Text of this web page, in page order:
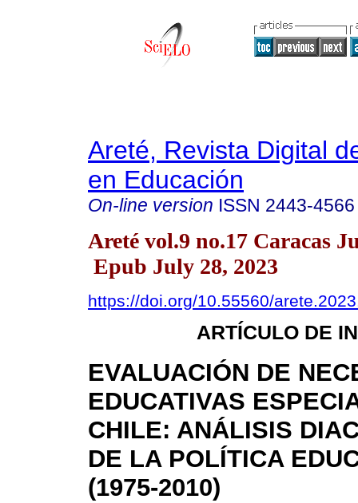
Areté, Revista Digital
en Educación
On-line version ISSN 2443-4566
Areté vol.9 no.17 Caracas
Epub July 28, 2023
https://doi.org/10.55560/
ARTÍCULO DE
EVALUACIÓN DE
EDUCATIVAS
CHILE: ANÁLISIS
DE LA POLÍTICA
(1975-2010)